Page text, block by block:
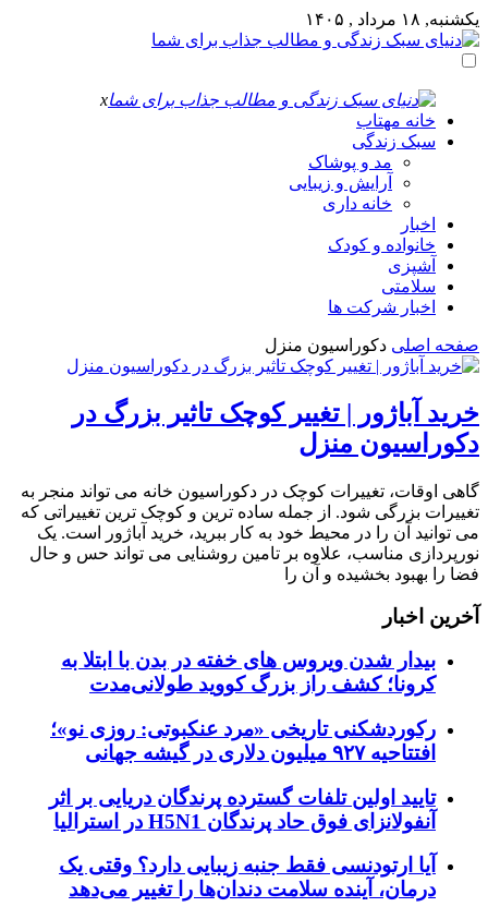
یکشنبه, ۱۸ مرداد , ۱۴۰۵
x
خانه مهتاب
سبک زندگی
مد و پوشاک
آرایش و زیبایی
خانه داری
اخبار
خانواده و کودک
آشپزی
سلامتی
اخبار شرکت ها
صفحه اصلی دکوراسیون منزل
خرید آباژور | تغییر کوچک تاثیر بزرگ در
دکوراسیون منزل
گاهی اوقات، تغییرات کوچک در دکوراسیون خانه می تواند منجر به
تغییرات بزرگی شود. از جمله ساده ترین و کوچک ترین تغییراتی که
می توانید آن را در محیط خود به کار ببرید، خرید آباژور است. یک
نورپردازی مناسب، علاوه بر تامین روشنایی می تواند حس و حال
فضا را بهبود بخشیده و آن را
آخرین اخبار
بیدار شدن ویروس‌ های خفته در بدن با ابتلا به
کرونا؛ کشف راز بزرگ کووید طولانی‌مدت
رکوردشکنی تاریخی «مرد عنکبوتی: روزی نو»؛
افتتاحیه ۹۲۷ میلیون دلاری در گیشه جهانی
تایید اولین تلفات گسترده پرندگان دریایی بر اثر
آنفولانزای فوق حاد پرندگان H5N1 در استرالیا
آیا ارتودنسی فقط جنبه زیبایی دارد؟ وقتی یک
درمان، آینده سلامت دندان‌ها را تغییر می‌دهد